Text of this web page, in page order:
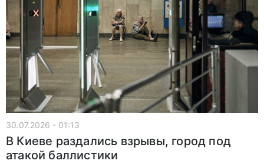
30.07.2026 - 01:13
В Киеве раздались взрывы, город под
атакой баллистики